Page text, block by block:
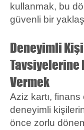
kullanmak, bu
güvenli bir
Deneyimli
Tavsiyelerine
Vermek
Aziz kartı, finans
deneyimli
önce zorlu